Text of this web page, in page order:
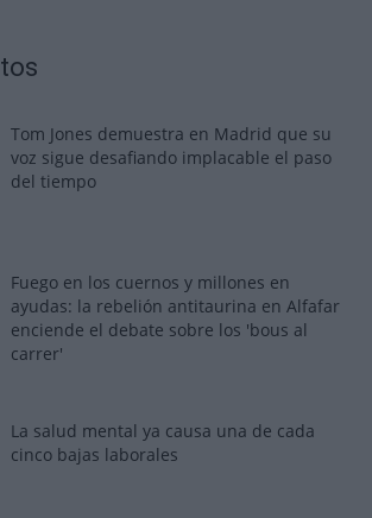
Tom Jones demuestra en Madrid que su
voz sigue desafiando implacable el paso
del tiempo
Fuego en los cuernos y millones en
ayudas: la rebelión antitaurina en Alfafar
enciende el debate sobre los 'bous al
carrer'
La salud mental ya causa una de cada
cinco bajas laborales